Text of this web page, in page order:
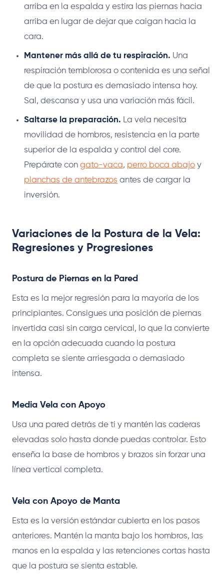
arriba en la espalda y estira las piernas hacia
arriba en lugar de dejar que caigan hacia la
cara.
Mantener más allá de tu respiración. Una
respiración temblorosa o contenida es una señal
de que la postura es demasiado intensa hoy.
Sal, descansa y usa una variación más fácil.
Saltarse la preparación. La vela necesita
movilidad de hombros, resistencia en la parte
superior de la espalda y control del core.
Prepárate con gato-vaca, perro boca abajo y
planchas de antebrazos antes de cargar la
inversión.
Variaciones de la Postura de la Vela:
Regresiones y Progresiones
Postura de Piernas en la Pared
Esta es la mejor regresión para la mayoría de los
principiantes. Consigues una posición de piernas
invertida casi sin carga cervical, lo que la convierte
en la opción adecuada cuando la postura
completa se siente arriesgada o demasiado
intensa.
Media Vela con Apoyo
Usa una pared detrás de ti y mantén las caderas
elevadas solo hasta donde puedas controlar. Esto
enseña la base de hombros y brazos sin forzar una
línea vertical completa.
Vela con Apoyo de Manta
Esta es la versión estándar cubierta en los pasos
anteriores. Mantén la manta bajo los hombros, las
manos en la espalda y las retenciones cortas hasta
que la postura se sienta estable.